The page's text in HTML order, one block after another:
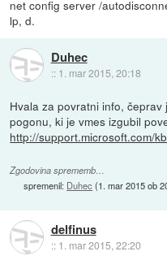
net config server /
lp, d.
Duhec
:: 1. mar 2015, 20:18
Hvala za povratni info,
pogonu, ki je vmes izgubil
http://support.microsoft.com/
Zgodovina sprememb…
spremenil: Duhec (1. mar 2015 ob
delfinus
:: 1. mar 2015, 22:20